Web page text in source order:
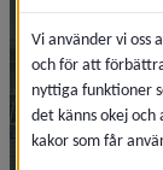
Vi använder vi oss
och för att
nyttiga funktioner
det känns okej och
kakor som får